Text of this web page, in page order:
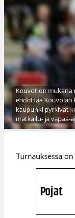
Kouvot on mukana
ehdottaa Kouvolan
kaupunki pyrkivät
matkailu- ja vapaa-
Turnauksessa
Pojat